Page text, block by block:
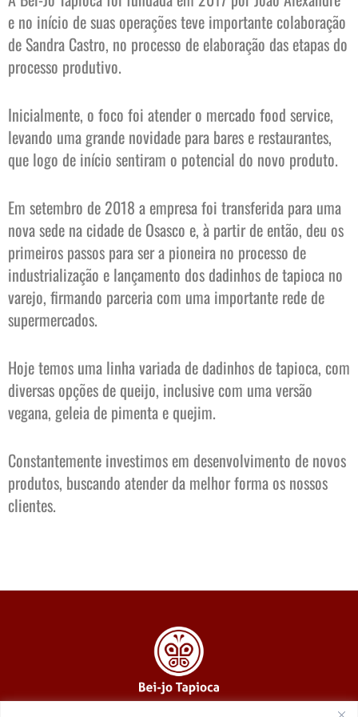
e no início de suas operações teve importante colaboração
de Sandra Castro, no processo de elaboração das etapas do
processo produtivo.
Inicialmente, o foco foi atender o mercado food service,
levando uma grande novidade para bares e restaurantes,
que logo de início sentiram o potencial do novo produto.
Em setembro de 2018 a empresa foi transferida para uma
nova sede na cidade de Osasco e, à partir de então, deu os
primeiros passos para ser a pioneira no processo de
industrialização e lançamento dos dadinhos de tapioca no
varejo, firmando parceria com uma importante rede de
supermercados.
Hoje temos uma linha variada de dadinhos de tapioca, com
diversas opções de queijo, inclusive com uma versão
vegana, geleia de pimenta e quejim.
Constantemente investimos em desenvolvimento de novos
produtos, buscando atender da melhor forma os nossos
clientes.